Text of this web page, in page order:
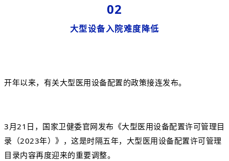
02
大型设备入院难度降低
开年以来，有关大型医用设备配置的政策接连发布。
3月21日，国家卫健委官网发布《大型医用设备配置许可管理目
录（2023年）》，这是时隔五年，大型医用设备配置许可管理
目录内容再度迎来的重要调整。